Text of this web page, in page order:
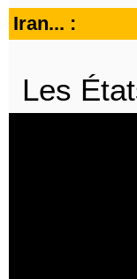
Iran... :
Les